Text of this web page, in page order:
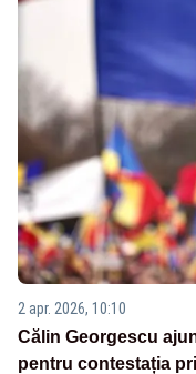
2 apr. 2026, 10:10
Călin Georgescu
pentru contestația